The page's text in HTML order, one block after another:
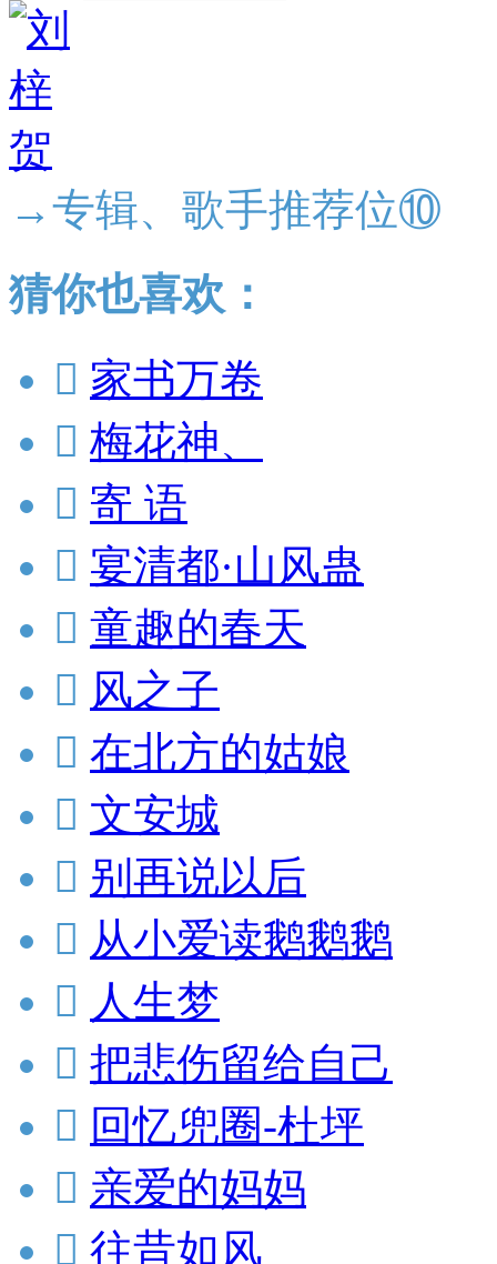
→专辑、歌手推荐位⑩
猜你也喜欢：
 家书万卷
 梅花神、
 寄 语
 宴清都·山风蛊
 童趣的春天
 风之子
 在北方的姑娘
 文安城
 别再说以后
 从小爱读鹅鹅鹅
 人生梦
 把悲伤留给自己
 回忆兜圈-杜坪
 亲爱的妈妈
 往昔如风